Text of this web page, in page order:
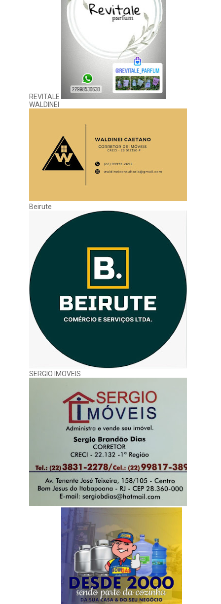
REVITALE
WALDINEI
Beirute
SERGIO IMOVEIS